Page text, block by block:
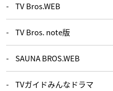
TV Bros.WEB
TV Bros. note版
SAUNA BROS.WEB
TVガイドみんなドラマ